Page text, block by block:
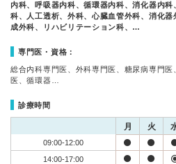
内科、呼吸器内科、循環器内科、消化器内
科、人工透析、外科、心臓血管外科、消化
成外科、リハビリテーション科、…
専門医・資格：
総合内科専門医、外科専門医、糖尿病専門
医、循環器…
診療時間
月 火
09:00-12:00
14:00-17:00